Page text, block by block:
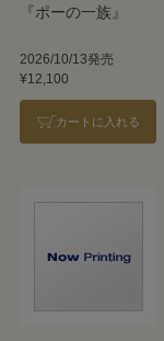
『ポーの一族』
2026/10/13発売
¥12,100
カートに入れる